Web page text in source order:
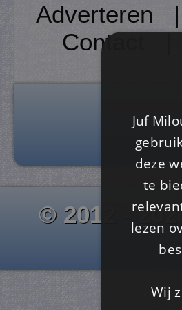
Adverteren
Contact
© 2012 -
Juf
deze
te
lezen
Wij